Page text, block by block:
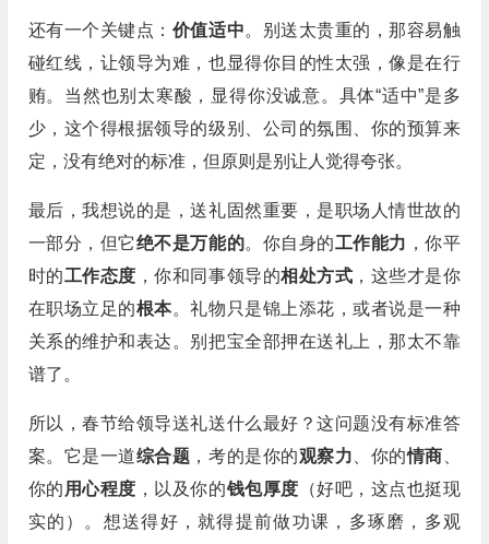
还有一个关键点： 价值适中。别送太贵重的，那容易触
碰红线，让领导为难，也显得你目的性太强，像是在行
贿。当然也别太寒酸，显得你没诚意。具体“适中”是多
少，这个得根据领导的级别、公司的氛围、你的预算来
定，没有绝对的标准，但原则是别让人觉得夸张。
最后，我想说的是，送礼固然重要，是职场人情世故的
一部分，但它绝不是万能的。你自身的工作能力 ，你平
时的工作态度 ，你和同事领导的相处方式 ，这些才是你
在职场立足的根本。礼物只是锦上添花，或者说是一种
关系的维护和表达。别把宝全部押在送礼上，那太不靠
谱了。
所以，春节给领导送礼送什么最好？这问题没有标准答
案。它是一道综合题 ，考的是你的观察力 、你的情商
你的 用心程度 ，以及你的钱包厚度 （好吧，这点也挺现
实的）。想送得好，就得提前做功课，多琢磨，多观